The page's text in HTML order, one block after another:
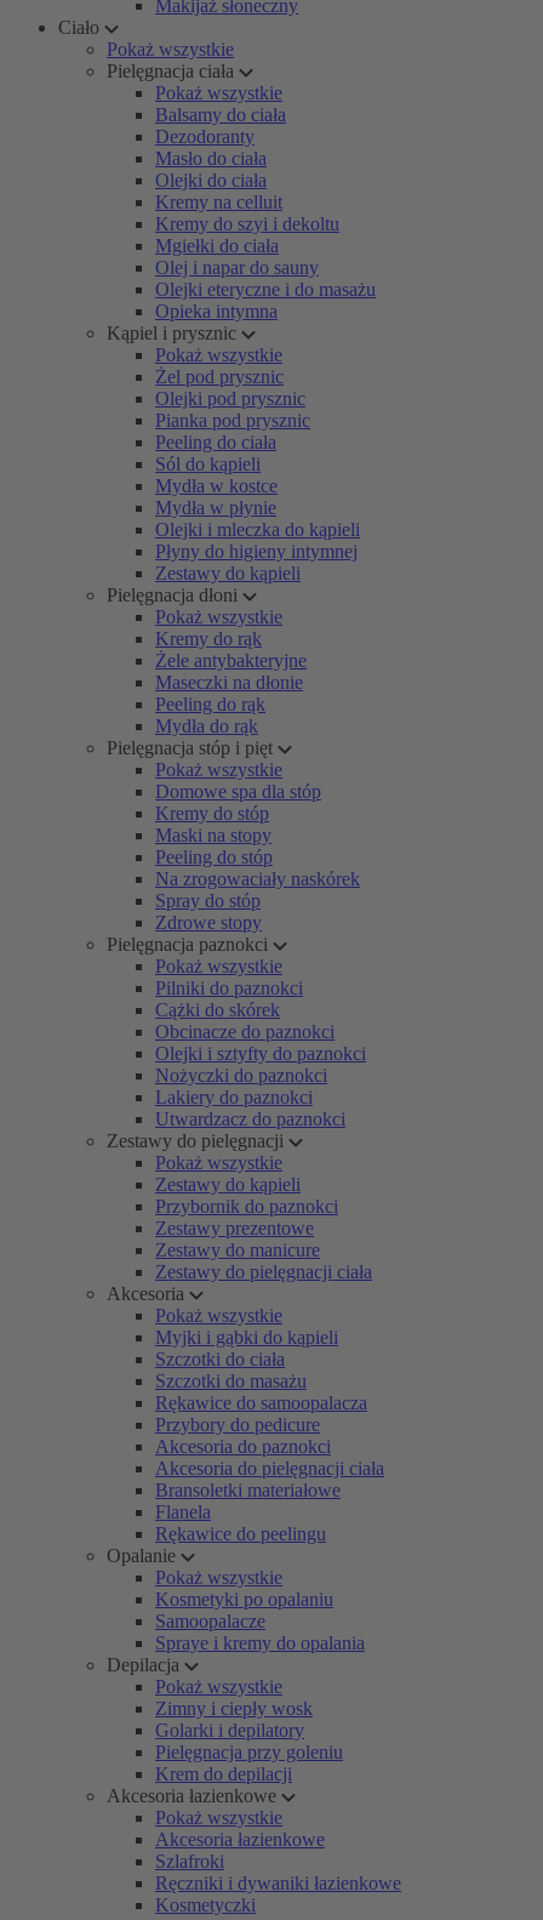
Makijaż słoneczny
Ciało
Pokaż wszystkie
Pielęgnacja ciała
Pokaż wszystkie
Balsamy do ciała
Dezodoranty
Masło do ciała
Olejki do ciała
Kremy na celluit
Kremy do szyi i dekoltu
Mgiełki do ciała
Olej i napar do sauny
Olejki eteryczne i do masażu
Opieka intymna
Kąpiel i prysznic
Pokaż wszystkie
Żel pod prysznic
Olejki pod prysznic
Pianka pod prysznic
Peeling do ciała
Sól do kąpieli
Mydła w kostce
Mydła w płynie
Olejki i mleczka do kąpieli
Płyny do higieny intymnej
Zestawy do kąpieli
Pielęgnacja dłoni
Pokaż wszystkie
Kremy do rąk
Żele antybakteryjne
Maseczki na dłonie
Peeling do rąk
Mydła do rąk
Pielęgnacja stóp i pięt
Pokaż wszystkie
Domowe spa dla stóp
Kremy do stóp
Maski na stopy
Peeling do stóp
Na zrogowaciały naskórek
Spray do stóp
Zdrowe stopy
Pielęgnacja paznokci
Pokaż wszystkie
Pilniki do paznokci
Cążki do skórek
Obcinacze do paznokci
Olejki i sztyfty do paznokci
Nożyczki do paznokci
Lakiery do paznokci
Utwardzacz do paznokci
Zestawy do pielęgnacji
Pokaż wszystkie
Zestawy do kąpieli
Przybornik do paznokci
Zestawy prezentowe
Zestawy do manicure
Zestawy do pielęgnacji ciała
Akcesoria
Pokaż wszystkie
Myjki i gąbki do kąpieli
Szczotki do ciała
Szczotki do masażu
Rękawice do samoopalacza
Przybory do pedicure
Akcesoria do paznokci
Akcesoria do pielęgnacji ciała
Bransoletki materiałowe
Flanela
Rękawice do peelingu
Opalanie
Pokaż wszystkie
Kosmetyki po opalaniu
Samoopalacze
Spraye i kremy do opalania
Depilacja
Pokaż wszystkie
Zimny i ciepły wosk
Golarki i depilatory
Pielęgnacja przy goleniu
Krem do depilacji
Akcesoria łazienkowe
Pokaż wszystkie
Akcesoria łazienkowe
Szlafroki
Ręczniki i dywaniki łazienkowe
Kosmetyczki